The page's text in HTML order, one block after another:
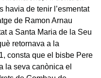
havia de tenir l’esmentat
de Ramon Arnau
a Santa Maria de la Seu
retornava a la
consta que el bisbe Pere
la seva canònica el